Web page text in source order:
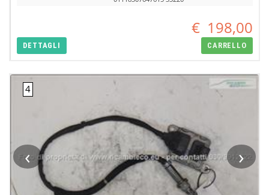
€ 198,00
DETTAGLI CARRELLO
‹ ›